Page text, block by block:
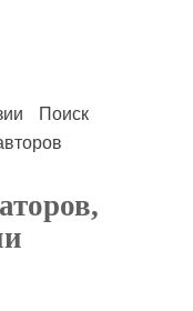
Поиск